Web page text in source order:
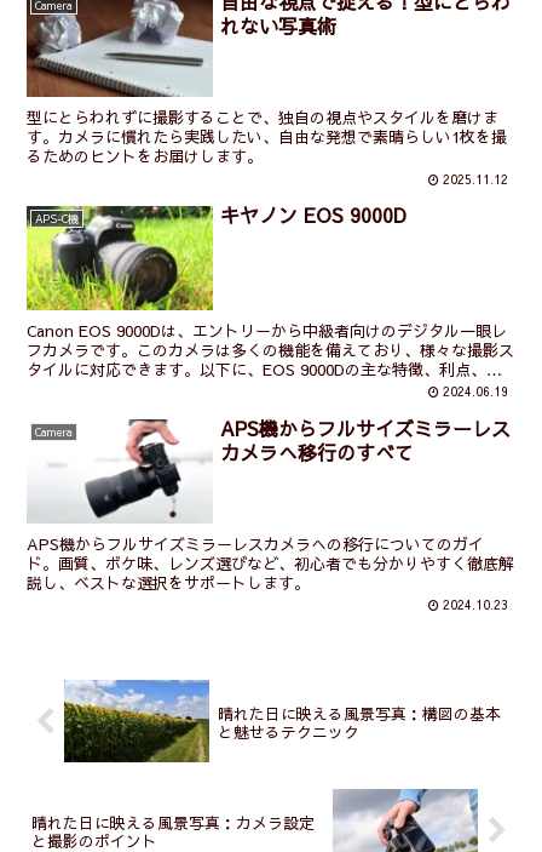
Camera
れない写真術
型にとらわれずに撮影することで、独自の視点やスタイルを磨けま
す。カメラに慣れたら実践したい、自由な発想で素晴らしい1枚を撮
るためのヒントをお届けします。
2025.11.12
APS-C機 キヤノン EOS 9000D
Canon EOS 9000Dは、エントリーから中級者向けのデジタル一眼レ
フカメラです。このカメラは多くの機能を備えており、様々な撮影ス
タイルに対応できます。以下に、EOS 9000Dの主な特徴、利点、欠
2024.06.19
Camera
APS機からフルサイズミラーレス
カメラへ移行のすべて
APS機からフルサイズミラーレスカメラへの移行についてのガイ
ド。画質、ボケ味、レンズ選びなど、初心者でも分かりやすく徹底解
説し、ベストな選択をサポートします。
2024.10.23
晴れた日に映える風景写真：構図の基本
と魅せるテクニック
晴れた日に映える風景写真：カメラ設定
と撮影のポイント